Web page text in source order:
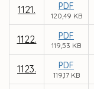
1121. PDF
120,49 KB
1122. PDF
119,53 KB
1123. PDF
119,17 KB